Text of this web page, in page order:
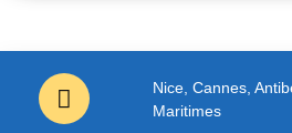
Nice, Cannes,
Maritimes